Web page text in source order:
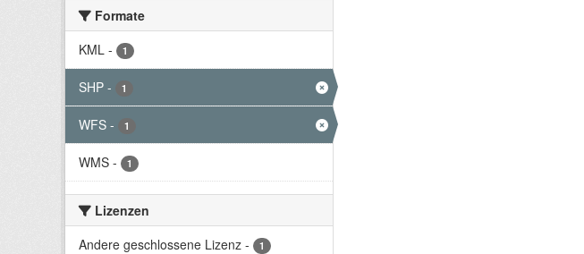
Formate
KML - 1
SHP - 1
WFS - 1
WMS - 1
Lizenzen
Andere geschlossene Lizenz - 1